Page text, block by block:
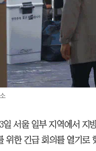
일 서울 일부 지역에서 지
위한 긴급 회의를 열기로